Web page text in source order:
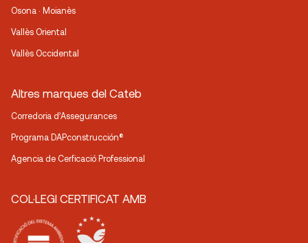
Osona · Moianès
Vallès Oriental
Vallès Occidental
Altres marques del Cateb
Corredoria d’Assegurances
Programa DAPconstrucción®
Agencia de Cerficació Professional
COL·LEGI CERTIFICAT AMB